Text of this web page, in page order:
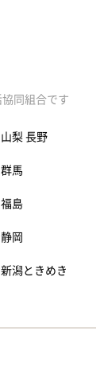
同組合です
梨 長野
馬
島
岡
潟ときめき